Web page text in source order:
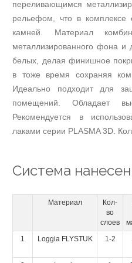
Нанесение
финишных
декоративных
Нанесение
микроцемента
Нанесение
декоративных
покрытий
Umana
Decor
Нанесение
и
восков
гладких
Нанесение
переливающимся
рельефом, что в комплексе
камней. Материал
металлизированного фона и
белых, делая финишное
в тоже время сохраняя
Идеально подходит для
помещений. Обладает
Рекомендуется в
лаками серии PLASMA 3D.
Система
Материал
Кол-
во
слоев
1 Loggia FLYSTUK 1-2